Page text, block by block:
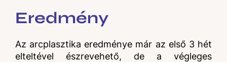
Eredmény
Az arcplasztika eredménye már az első 3 hét
elteltével észrevehető, de a végleges